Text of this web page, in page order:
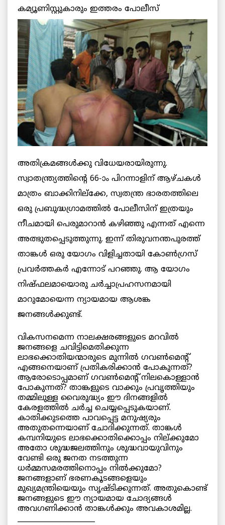
കമ്യൂണിസ്റ്റുകാരും ഇത്തരം പോലീസ്
അതിക്രമങ്ങള്‍ക്കു വിധേയരായിരുന്നു.
സ്വാതന്ത്ര്യത്തിന്റെ 66-ാം പിറന്നാളിന് ആഴ്ചകള്‍
മാത്രം ബാക്കിനില്‌ക്കേ, സ്വതന്ത്ര ഭാരതത്തിലെ
ഒരു പ്രബുദ്ധഗ്രാമത്തില്‍ പോലീസിന് ഇത്രയും
നീചമായി പെരുമാറാന്‍ കഴിഞ്ഞു എന്നത് എന്നെ
അത്ഭുതപ്പെടുത്തുന്നു. ഇന്ന് തിരുവനന്തപുരത്ത്
താങ്കള്‍ ഒരു യോഗം വിളിച്ചതായി കോണ്‍ഗ്രസ്
പ്രവര്‍ത്തകര്‍ എന്നോട് പറഞ്ഞു. ആ യോഗം
നിഷ്ഫലമായൊരു ചര്‍ച്ചാപ്രഹസനമായി
മാറുമോയെന്ന ന്യായമായ ആശങ്ക
ജനങ്ങള്‍ക്കുണ്ട്.
വികസനമെന്ന നാലക്ഷരങ്ങളുടെ മറവില്‍
ജനങ്ങളെ ചവിട്ടിമെതിക്കുന്ന
ലാഭക്കൊതിയന്മാരുടെ മുന്നില്‍ ഗവണ്‍മെന്റ്
എങ്ങനെയാണ് പ്രതികരിക്കാന്‍ പോകുന്നത്?
ആരോടൊപ്പമാണ് ഗവണ്‍മെന്റ് നിലകൊള്ളാന്‍
പോകുന്നത്? താങ്കളുടെ വാക്കും പ്രവൃത്തിയും
തമ്മിലുള്ള വൈരുദ്ധ്യം ഈ ദിനങ്ങളില്‍
കേരളത്തില്‍ ചര്‍ച്ച ചെയ്യപ്പെടുകയാണ്.
കാതിക്കുടത്തെ പാവപ്പെട്ട മനുഷ്യരും
അതുതന്നെയാണ് ചോദിക്കുന്നത്. താങ്കള്‍
കമ്പനിയുടെ ലാഭക്കൊതിക്കൊപ്പം നില്ക്കുമോ
അതോ ശുദ്ധജലത്തിനും ശുദ്ധവായുവിനും
വേണ്ടി ഒരു ജനത നടത്തുന്ന
ധര്‍മ്മസമരത്തിനൊപ്പം നില്‍ക്കുമോ?
ജനങ്ങളാണ് ഭരണകൂടങ്ങളെയും
മുഖ്യമന്ത്രിയെയും സൃഷ്ടിക്കുന്നത്. അതുകൊണ്ട്
ജനങ്ങളുടെ ഈ ന്യായമായ ചോദ്യങ്ങള്‍
അവഗണിക്കാന്‍ താങ്കള്‍ക്കും അവകാശമില്ല.
______________________